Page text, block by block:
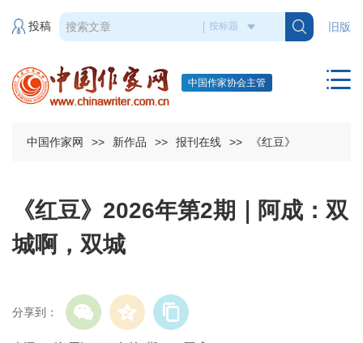
旧版
投稿
中国作家协会主管
中国作家网 >> 新作品 >> 报刊在线 >> 《红豆》
《红豆》2026年第2期｜阿成：双
城啊，双城
分享到：